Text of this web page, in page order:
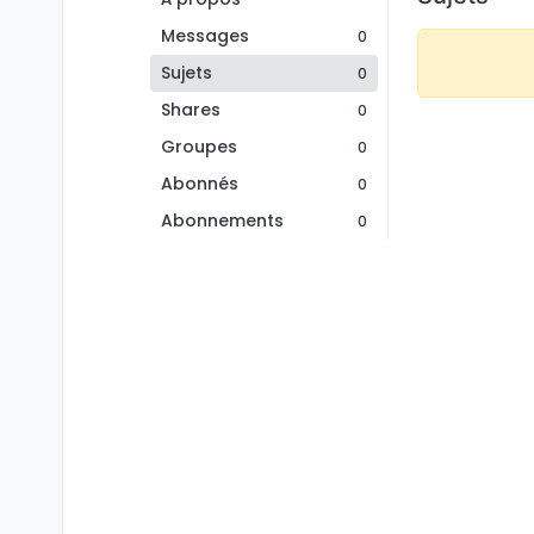
Messages
0
Sujets 0
Shares 0
Groupes 0
Abonnés 0
Abonnements 0